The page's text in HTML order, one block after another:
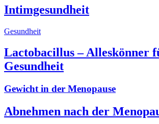
Intimgesundheit
Gesundheit
Lactobacillus – Alleskönner
Gesundheit
Gewicht in der Menopause
Abnehmen nach der